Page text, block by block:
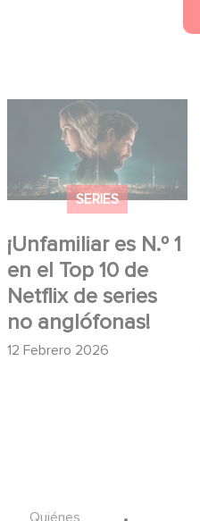
SERIES
¡Unfamiliar es N.º 1
en el Top 10 de
Netflix de series
no anglófonas!
12 Febrero 2026
¡Unfamiliar es N.º 1 en
el Top 10 de Netflix de
series no anglófonas!
Quiénes